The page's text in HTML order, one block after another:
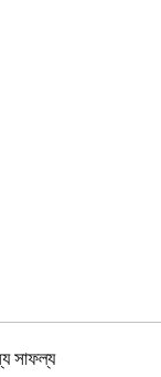
সাফল্য